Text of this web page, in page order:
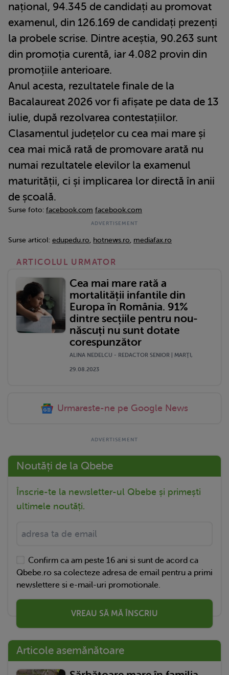
național, 94.345 de candidați au promovat
examenul, din 126.169 de candidați prezenți
la probele scrise. Dintre aceștia, 90.263 sunt
din promoția curentă, iar 4.082 provin din
promoțiile anterioare.
Anul acesta, rezultatele finale de la
Bacalaureat 2026 vor fi afișate pe data de 13
iulie, după rezolvarea contestațiilor.
Clasamentul județelor cu cea mai mare și
cea mai mică rată de promovare arată nu
numai rezultatele elevilor la examenul
maturității, ci și implicarea lor directă în anii
de școală.
Surse foto: facebook.com facebook.com
Surse articol: edupedu.ro, hotnews.ro, mediafax.ro
ARTICOLUL URMATOR
Cea mai mare rată a
mortalității infantile din
Europa în România. 91%
dintre secțiile pentru nou-
născuți nu sunt dotate
corespunzător
ALINA NEDELCU - REDACTOR SENIOR | MARŢI,
29.08.2023
Urmareste-ne pe Google News
Noutăți de la Qbebe
Înscrie-te la newsletter-ul Qbebe și primești
ultimele noutăți.
Confirm ca am peste 16 ani si sunt de acord ca
Qbebe.ro sa colecteze adresa de email pentru a primi
newslettere si e-mail-uri promotionale.
VREAU SĂ MĂ ÎNSCRIU
Articole asemănătoare